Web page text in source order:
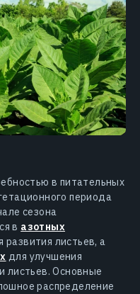
в питательных
периода
сезона
в азотных
развития листьев, а
для улучшения
листьев. Основные
распределение